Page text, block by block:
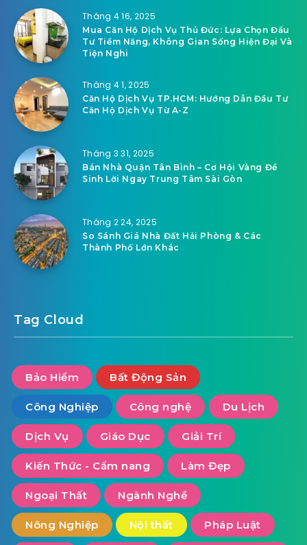
Tháng 4 16, 2025
Mua Căn Hộ Dịch Vụ Thủ Đức: Lựa Chọn Đầu
Tư Tiềm Năng, Không Gian Sống Hiện Đại Và
Tiện Nghi
Tháng 4 1, 2025
Căn Hộ Dịch Vụ TP.HCM: Hướng Dẫn Đầu Tư
Căn Hộ Dịch Vụ Từ A-Z
Tháng 3 31, 2025
Bán Nhà Quận Tân Bình – Cơ Hội Vàng Để
Sinh Lời Ngay Trung Tâm Sài Gòn
Tháng 2 24, 2025
So Sánh Giá Nhà Đất Hải Phòng & Các
Thành Phố Lớn Khác
Tag Cloud
Bảo Hiểm Bất Động Sản
Công Nghiệp Công nghệ Du Lịch
Dịch Vụ Giáo Dục Giải Trí
Kiến Thức - Cẩm nang Làm Đẹp
Ngoại Thất Ngành Nghề
Nông Nghiệp Nội thất Pháp Luật